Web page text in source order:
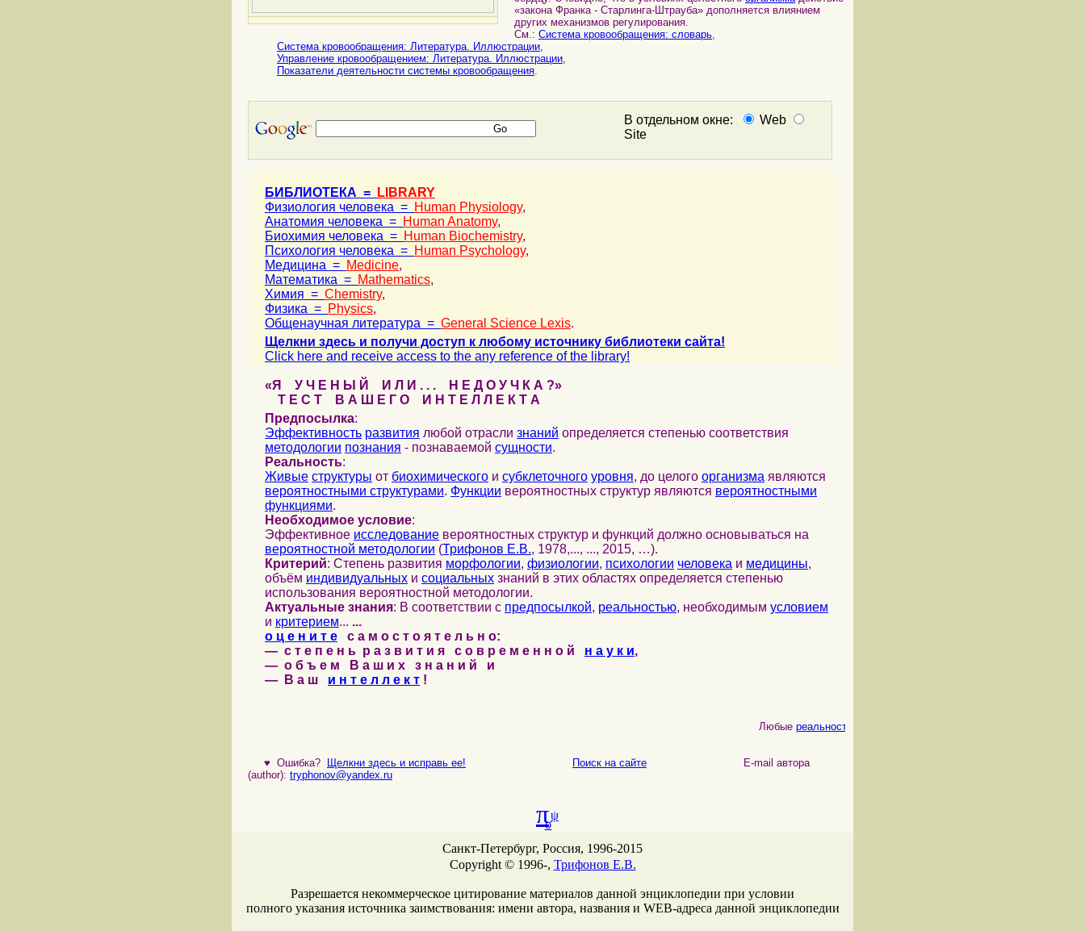
«закона Франка - Старлинга-Штрауба» дополняется влиянием
других механизмов регулирования.
См.: Система кровообращения: словарь,
Система кровообращения: Литература. Иллюстрации,
Управление кровообращением: Литература. Иллюстрации,
Показатели деятельности системы кровообращения.
В отдельном окне:
Web
Site
БИБЛИОТЕКА =
LIBRARY
Физиология человека = Human Physiology,
Анатомия человека = Human Anatomy,
Биохимия человека = Human Biochemistry,
Психология человека = Human Psychology,
Медицина = Medicine,
Математика = Mathematics,
Химия = Chemistry,
Физика = Physics,
Общенаучная литература = General Science Lexis.
Щелкни здесь и получи доступ к любому источнику библиотеки сайта!
Click here and receive access to the any reference of the library!
«Я У Ч Е Н Ы Й И Л И . . . Н Е Д О У Ч К А ?»
Т Е С Т В А Ш Е Г О И Н Т Е Л Л Е К Т А
Предпосылка:
Эффективность развития любой отрасли знаний определяется степенью соответствия
методологии познания - познаваемой сущности.
Реальность:
Живые структуры от биохимического и субклеточного уровня, до целого организма являются
вероятностными структурами. Функции вероятностных структур являются вероятностными
функциями.
Необходимое условие:
Эффективное исследование вероятностных структур и функций должно основываться на
вероятностной методологии (Трифонов Е.В., 1978,..., ..., 2015, …).
Критерий: Степень развития морфологии, физиологии, психологии человека и медицины,
объём индивидуальных и социальных знаний в этих областях определяется степенью
использования вероятностной методологии.
Актуальные знания: В соответствии с предпосылкой, реальностью, необходимым условием
и критерием... ...
о ц е н и т е с а м о с т о я т е л ь н о:
— с т е п е н ь р а з в и т и я с о в р е м е н н о й н а у к и,
— о б ъ е м В а ш и х з н а н и й и
— В а ш и н т е л л е к т !
Любыереальности, как
♥ Ошибка? Щелкни здесь и исправь ее! Поиск на сайте E-mail автора
(author): tryphonov@yandex.ru
πψ
σ
Санкт-Петербург, Россия, 1996-2015
Copyright © 1996-, Трифонов Е.В.
Разрешается некоммерческое цитирование материалов данной энциклопедии при условии
полного указания источника заимствования: имени автора, названия и WEB-адреcа данной энциклопедии